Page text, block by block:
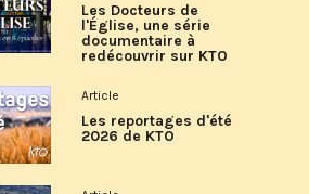
Les Docteurs de
l'Église, une série
documentaire à
redécouvrir sur KTO
Article
Les reportages d'été
2026 de KTO